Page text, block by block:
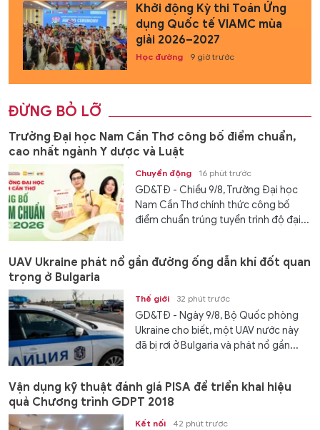
Khởi động Kỳ thi Toán Ứng
dụng Quốc tế VIAMC mùa
giải 2026–2027
Học đường 9 giờ trước
ĐỪNG BỎ LỠ
Trường Đại học Nam Cần Thơ công bố điểm chuẩn,
cao nhất ngành Y dược và Luật
Chuyển động 16 phút trước
GD&TĐ - Chiều 9/8, Trường Đại học
Nam Cần Thơ chính thức công bố
điểm chuẩn trúng tuyển trình độ đại...
UAV Ukraine phát nổ gần đường ống dẫn khí đốt quan
trọng ở Bulgaria
Thế giới 32 phút trước
GD&TĐ - Ngày 9/8, Bộ Quốc phòng
Ukraine cho biết, một UAV nước này
đã bị rơi ở Bulgaria và phát nổ gần...
Vận dụng kỹ thuật đánh giá PISA để triển khai hiệu
quả Chương trình GDPT 2018
Kết nối 42 phút trước